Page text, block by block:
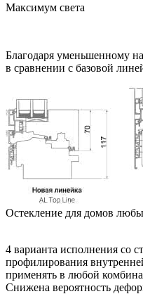
Максимум света
Благодаря уменьшенному
в сравнении с базовой
Остекление для домов
4 варианта исполнения со
профилирования
применять в любой
Снижена вероятность